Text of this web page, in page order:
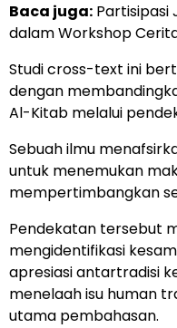
Baca juga: Partisipasi
dalam Workshop
Studi cross-text ini
dengan
Al-Kitab melalui
Sebuah ilmu
untuk menemukan
mempertimbangkan
Pendekatan tersebut
mengidentifikasi
apresiasi antartradisi
menelaah isu human
utama pembahasan.